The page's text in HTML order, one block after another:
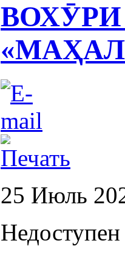
25 Июль